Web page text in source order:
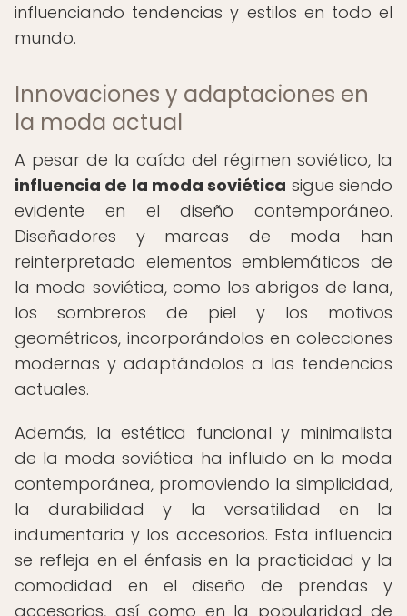
influenciando tendencias y estilos en todo el
mundo.
Innovaciones y adaptaciones en
la moda actual
A pesar de la caída del régimen soviético, la
influencia de la moda soviética sigue siendo
evidente en el diseño contemporáneo.
Diseñadores y marcas de moda han
reinterpretado elementos emblemáticos de
la moda soviética, como los abrigos de lana,
los sombreros de piel y los motivos
geométricos, incorporándolos en colecciones
modernas y adaptándolos a las tendencias
actuales.
Además, la estética funcional y minimalista
de la moda soviética ha influido en la moda
contemporánea, promoviendo la simplicidad,
la durabilidad y la versatilidad en la
indumentaria y los accesorios. Esta influencia
se refleja en el énfasis en la practicidad y la
comodidad en el diseño de prendas y
accesorios, así como en la popularidad de